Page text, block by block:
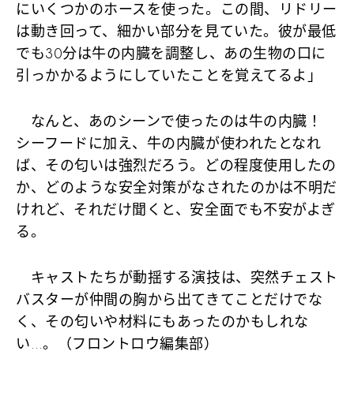
にいくつかのホースを使った。この間、リドリー
は動き回って、細かい部分を見ていた。彼が最低
でも30分は牛の内臓を調整し、あの生物の口に
引っかかるようにしていたことを覚えてるよ」
なんと、あのシーンで使ったのは牛の内臓！
シーフードに加え、牛の内臓が使われたとなれ
ば、その匂いは強烈だろう。どの程度使用したの
か、どのような安全対策がなされたのかは不明だ
けれど、それだけ聞くと、安全面でも不安がよぎ
る。
キャストたちが動揺する演技は、突然チェスト
バスターが仲間の胸から出てきてことだけでな
く、その匂いや材料にもあったのかもしれな
い…。（フロントロウ編集部）